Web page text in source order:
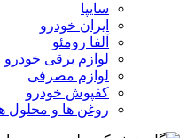
سایپا
ایران خودرو
آلفا رومئو
لوازم برقی خودرو
لوازم مصرفی
کفپوش خودرو
روغن ها و محلول